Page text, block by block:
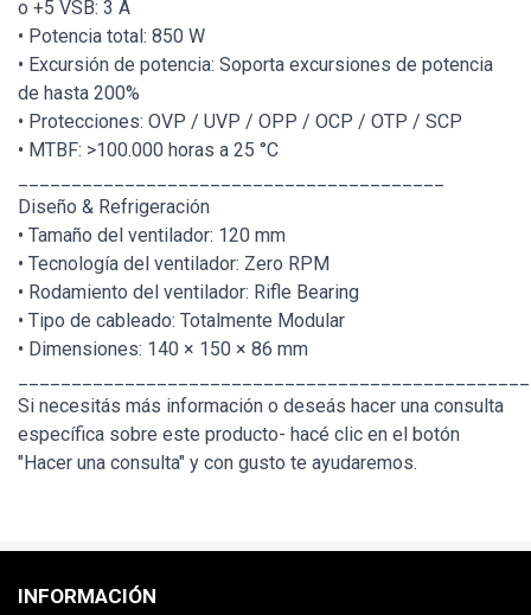
o +5 VSB: 3 A
• Potencia total: 850 W
• Excursión de potencia: Soporta excursiones de potencia
de hasta 200%
• Protecciones: OVP / UVP / OPP / OCP / OTP / SCP
• MTBF: >100.000 horas a 25 °C
Diseño & Refrigeración
• Tamaño del ventilador: 120 mm
• Tecnología del ventilador: Zero RPM
• Rodamiento del ventilador: Rifle Bearing
• Tipo de cableado: Totalmente Modular
• Dimensiones: 140 × 150 × 86 mm
Si necesitás más información o deseás hacer una consulta
específica sobre este producto- hacé clic en el botón
"Hacer una consulta" y con gusto te ayudaremos.
INFORMACIÓN